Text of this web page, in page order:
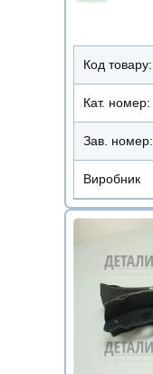
Код товару:
Кат. номер:
Зав. номер:
Виробник